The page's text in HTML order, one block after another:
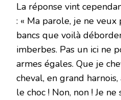
La réponse vint
: « Ma parole, je ne veux
bancs que voilà
imberbes. Pas un ici ne
armes égales. Que je
cheval, en grand
le choc ! Non, non ! Je